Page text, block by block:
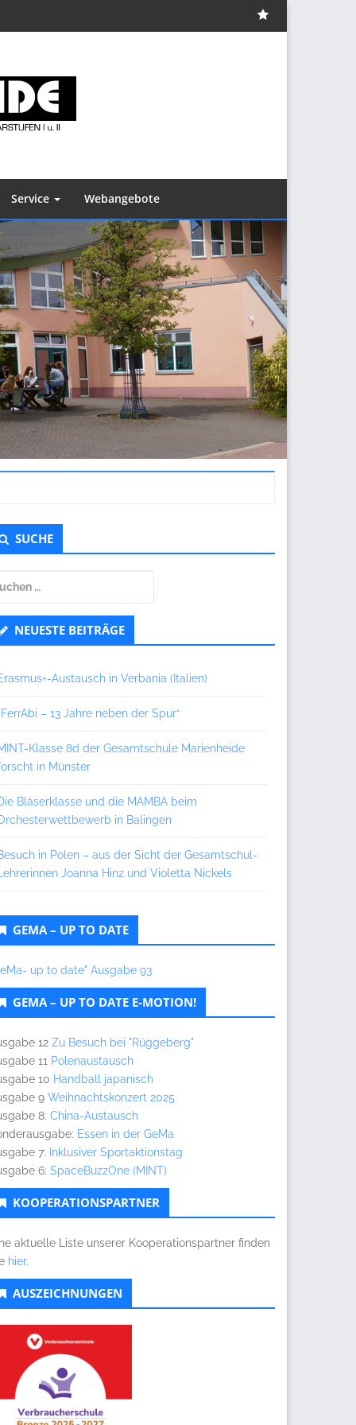
Service Webangebote
SUCHE
NEUESTE BEITRÄGE
Austausch in Verbania (Italien)
„FerrAbi – 13 Jahre neben der Spur“
Klasse 8d der Gesamtschule Marienheide
in Münster
Bläserklasse und die MAMBA beim
in Balingen
in Polen – aus der Sicht der Gesamtschul-
Lehrerinnen Joanna Hinz und Violetta Nickels
GEMA – UP TO DATE
up to date" Ausgabe 93
GEMA – UP TO DATE E-MOTION!
12 Zu Besuch bei "Rüggeberg"
11 Polenaustausch
10 Handball japanisch
9 Weihnachtskonzert 2025
8: China-Austausch
Essen in der GeMa
7: Inklusiver Sportaktionstag
6: SpaceBuzzOne (MINT)
KOOPERATIONSPARTNER
aktuelle Liste unserer Kooperationspartner finden
hier.
AUSZEICHNUNGEN